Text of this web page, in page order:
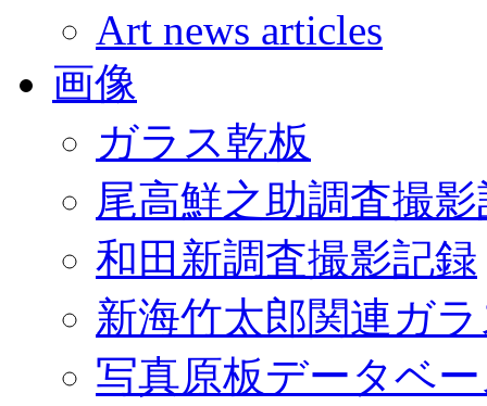
Art news articles
画像
ガラス乾板
尾高鮮之助調査撮
和田新調査撮影記録
新海竹太郎関連ガ
写真原板データベ